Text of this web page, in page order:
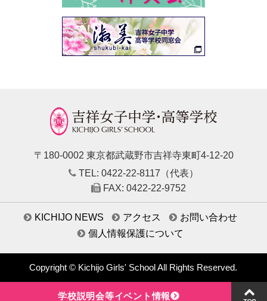
〒180-0002 東京都武蔵野市吉祥寺東町4-12-20
TEL: 0422-22-8117（代表）
FAX: 0422-22-9752
KICHIJO NEWS アクセス
お問い合わせ
個人情報保護について
Copyright © Kichijo Girls' School All Rights Reserved.
学校説明会等イベント情報